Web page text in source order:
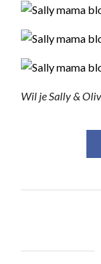
Wil je Sally &